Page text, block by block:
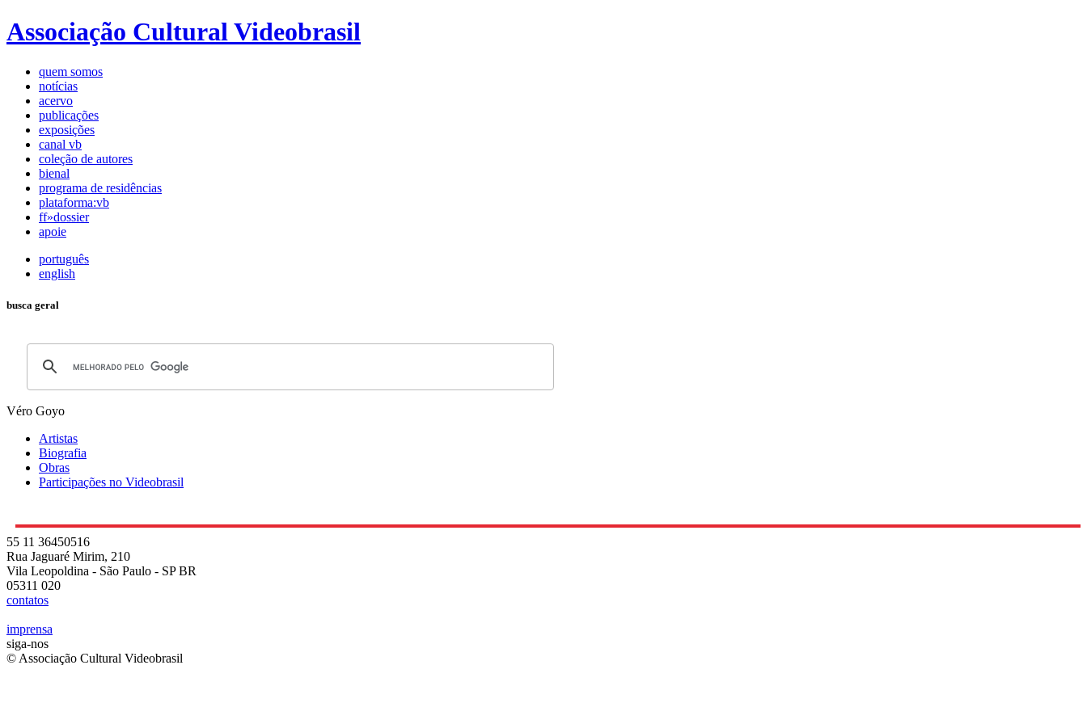
Associação Cultural Videobrasil
quem somos
notícias
acervo
publicações
exposições
canal vb
coleção de autores
bienal
programa de residências
plataforma:vb
ff»dossier
apoie
português
english
busca geral
Véro Goyo
Artistas
Biografia
Obras
Participações no Videobrasil
55 11 36450516
Rua Jaguaré Mirim, 210
Vila Leopoldina - São Paulo - SP BR
05311 020
contatos
imprensa
siga-nos
© Associação Cultural Videobrasil